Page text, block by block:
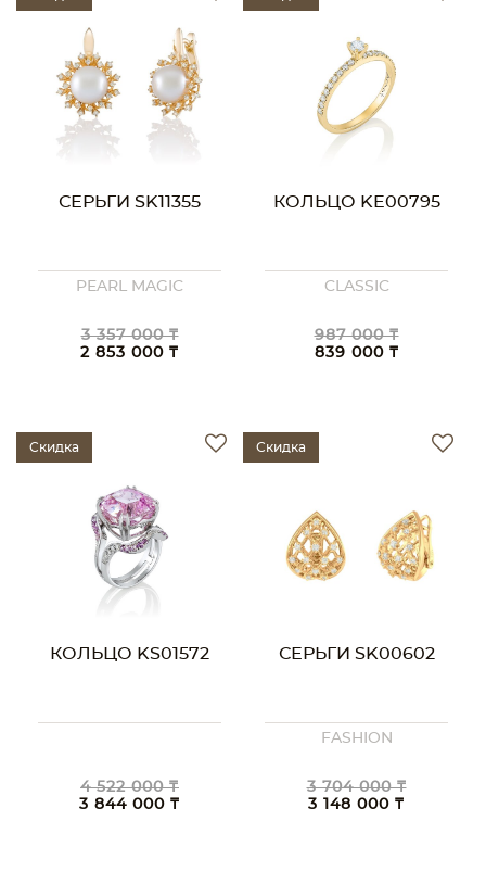
СЕРЬГИ SK11355
PEARL MAGIC
3 357 000 ₸
2 853 000 ₸
КОЛЬЦО KE00795
CLASSIC
987 000 ₸
839 000 ₸
Скидка
КОЛЬЦО KS01572
4 522 000 ₸
3 844 000 ₸
Скидка
СЕРЬГИ SK00602
FASHION
3 704 000 ₸
3 148 000 ₸